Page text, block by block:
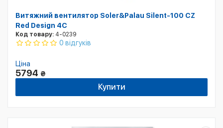
Витяжний вентилятор Soler&Palau Silent-100 CZ
Red Design 4C
Код товару: 4-0239
0 відгуків
Ціна
5794 ₴
Купити